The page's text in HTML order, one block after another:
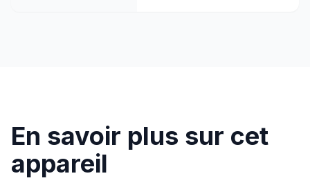
En savoir plus sur cet
appareil